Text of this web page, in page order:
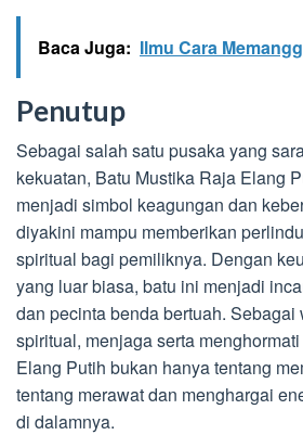
Baca Juga: Ilmu Cara
Penutup
Sebagai salah satu pusaka yang
kekuatan, Batu Mustika Raja Elang
menjadi simbol keagungan dan
diyakini mampu memberikan
spiritual bagi pemiliknya. Dengan
yang luar biasa, batu ini menjadi
dan pecinta benda bertuah. Sebagai
spiritual, menjaga serta
Elang Putih bukan hanya tentang
tentang merawat dan menghargai
di dalamnya.